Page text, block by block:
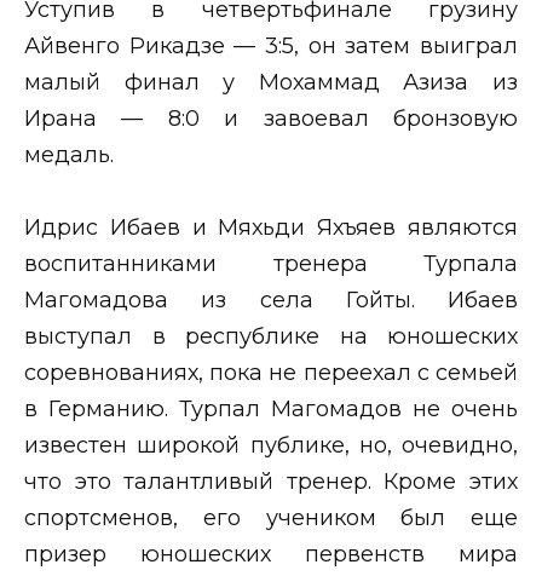
Уступив в четвертьфинале грузину
Айвенго Рикадзе — 3:5, он затем выиграл
малый финал у Мохаммад Азиза из
Ирана — 8:0 и завоевал бронзовую
медаль.
Идрис Ибаев и Мяхьди Яхъяев являются
воспитанниками тренера Турпала
Магомадова из села Гойты. Ибаев
выступал в республике на юношеских
соревнованиях, пока не переехал с семьей
в Германию. Турпал Магомадов не очень
известен широкой публике, но, очевидно,
что это талантливый тренер. Кроме этих
спортсменов, его учеником был еще
призер юношеских первенств мира